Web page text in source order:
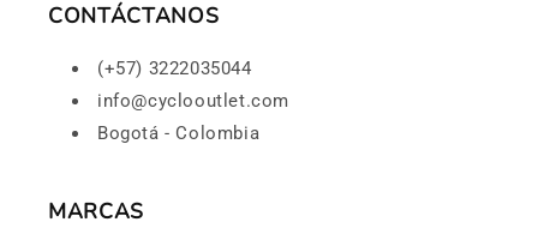
CONTÁCTANOS
(+57) 3222035044
info@cyclooutlet.com
Bogotá - Colombia
MARCAS